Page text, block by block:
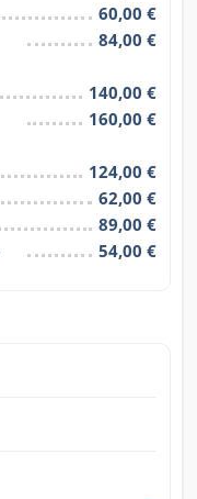
60,00 €
84,00 €
140,00 €
160,00 €
124,00 €
62,00 €
89,00 €
54,00 €